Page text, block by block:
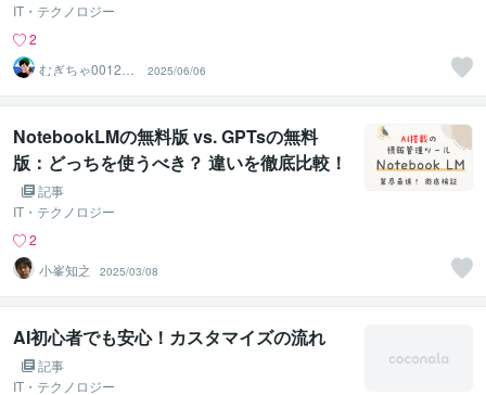
IT・テクノロジー
2
むぎちゃ0012
作業代行・総合
サポート
2025/06/06
NotebookLMの無料版 vs. GPTsの無料
版：どっちを使うべき？ 違いを徹底比較！
記事
IT・テクノロジー
2
小峯知之
2025/03/08
AI初心者でも安心！カスタマイズの流れ
記事
IT・テクノロジー